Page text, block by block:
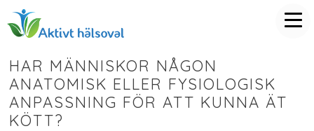
HAR MÄNNISKOR NÅGON
ANATOMISK ELLER FYSIOLOGISK
ANPASSNING FÖR ATT KUNNA ÄT
KÖTT?